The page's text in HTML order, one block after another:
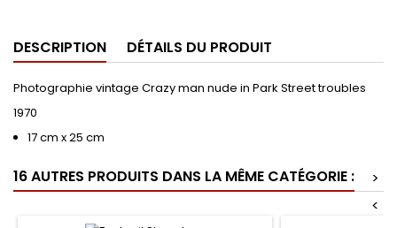
DESCRIPTION DÉTAILS DU PRODUIT
Photographie vintage Crazy man nude in Park Street troubles
1970
17 cm x 25 cm
16 AUTRES PRODUITS DANS LA MÊME CATÉGORIE :
>
<